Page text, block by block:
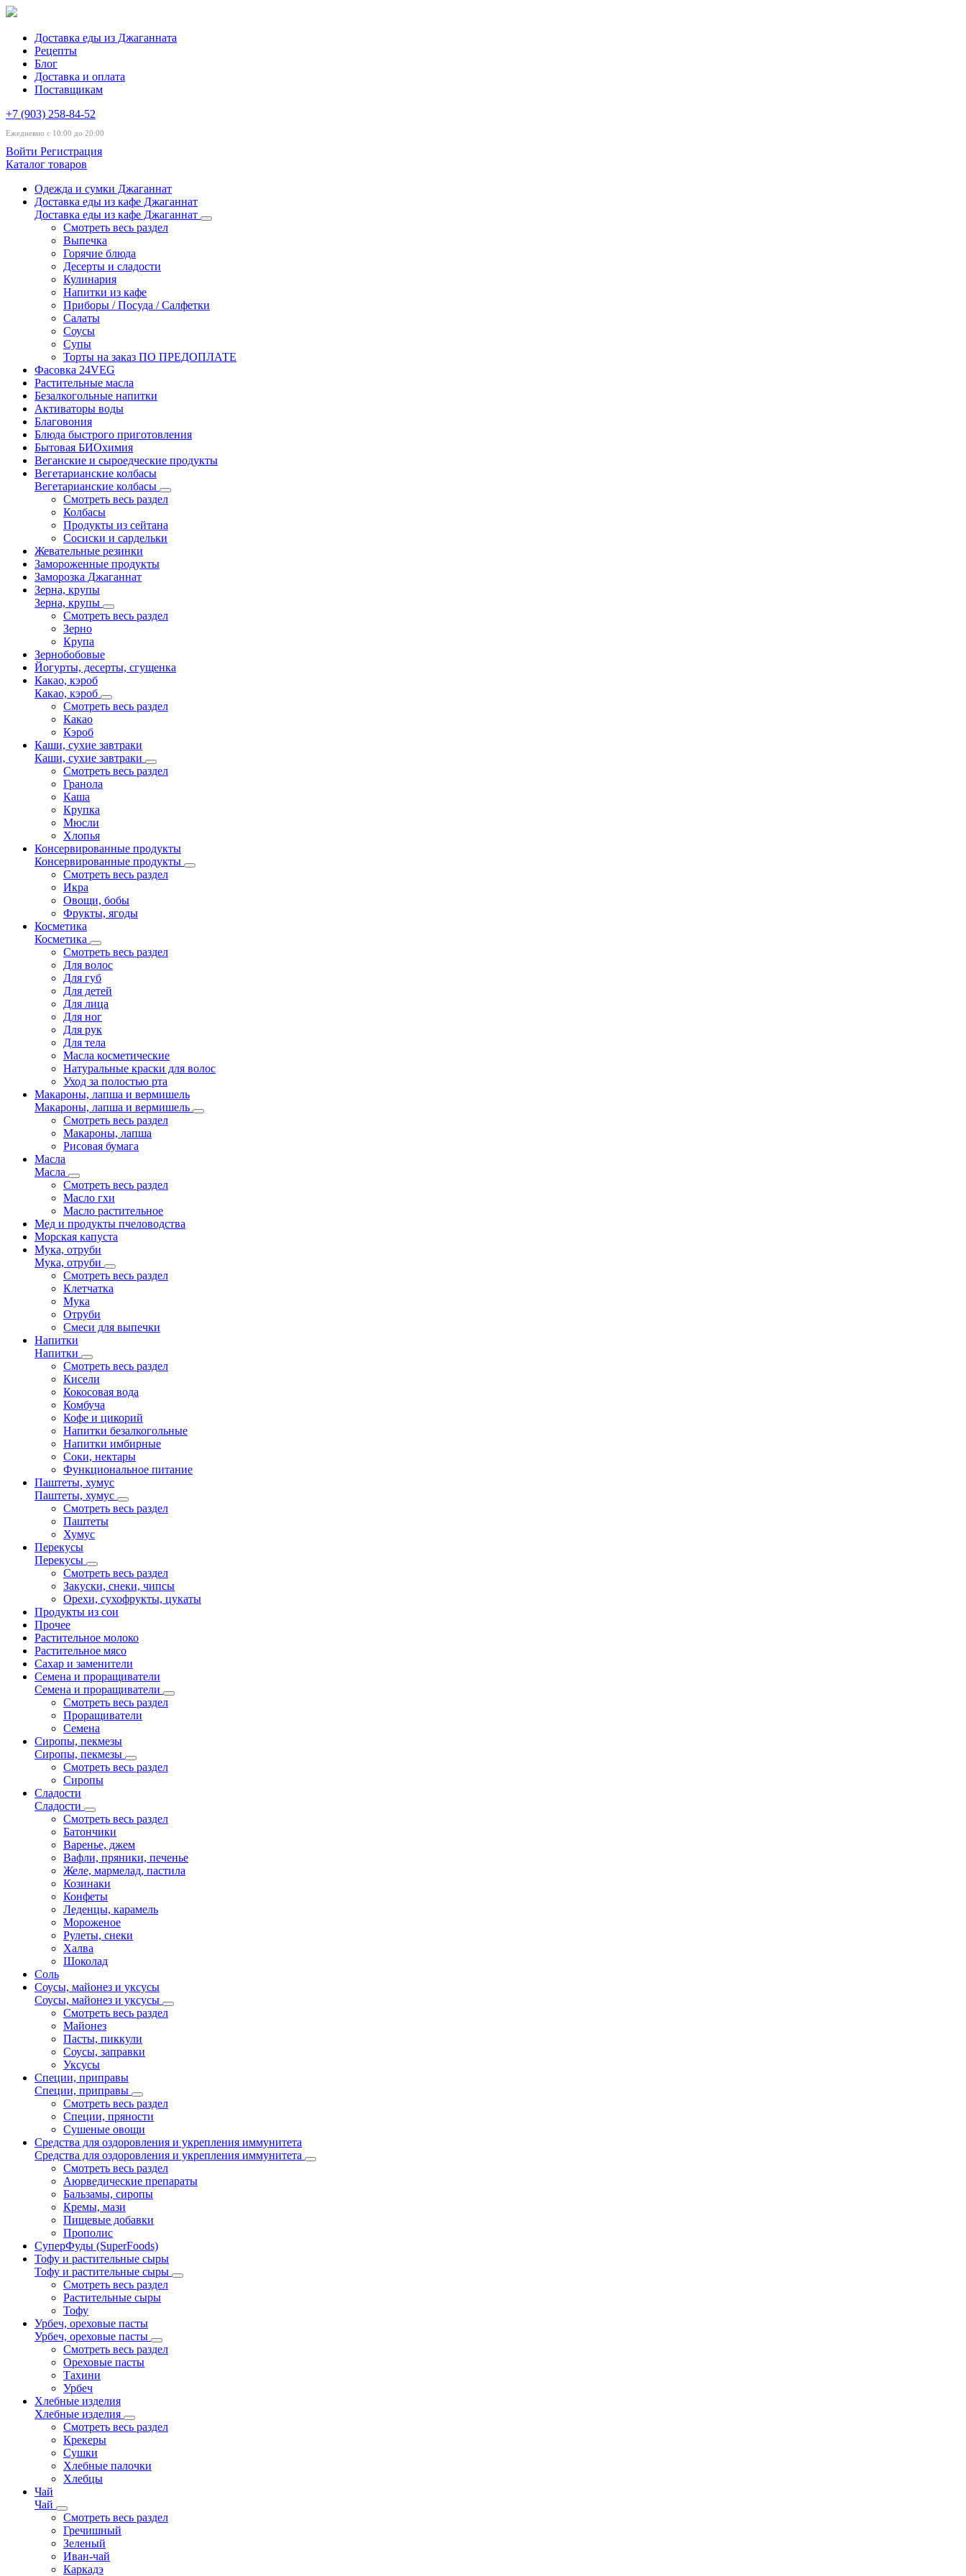
Доставка еды из Джаганната
Рецепты
Блог
Доставка и оплата
Поставщикам
+7 (903) 258-84-52
Ежедневно с 10:00 до 20:00
Войти Регистрация
Каталог товаров
Одежда и сумки Джаганнат
Доставка еды из кафе Джаганнат
Доставка еды из кафе Джаганнат
Смотреть весь раздел
Выпечка
Горячие блюда
Десерты и сладости
Кулинария
Напитки из кафе
Приборы / Посуда / Салфетки
Салаты
Соусы
Супы
Торты на заказ ПО ПРЕДОПЛАТЕ
Фасовка 24VEG
Растительные масла
Безалкогольные напитки
Активаторы воды
Благовония
Блюда быстрого приготовления
Бытовая БИОхимия
Веганские и сыроедческие продукты
Вегетарианские колбасы
Вегетарианские колбасы
Смотреть весь раздел
Колбасы
Продукты из сейтана
Сосиски и сардельки
Жевательные резинки
Замороженные продукты
Заморозка Джаганнат
Зерна, крупы
Зерна, крупы
Смотреть весь раздел
Зерно
Крупа
Зернобобовые
Йогурты, десерты, сгущенка
Какао, кэроб
Какао, кэроб
Смотреть весь раздел
Какао
Кэроб
Каши, сухие завтраки
Каши, сухие завтраки
Смотреть весь раздел
Гранола
Каша
Крупка
Мюсли
Хлопья
Консервированные продукты
Консервированные продукты
Смотреть весь раздел
Икра
Овощи, бобы
Фрукты, ягоды
Косметика
Косметика
Смотреть весь раздел
Для волос
Для губ
Для детей
Для лица
Для ног
Для рук
Для тела
Масла косметические
Натуральные краски для волос
Уход за полостью рта
Макароны, лапша и вермишель
Макароны, лапша и вермишель
Смотреть весь раздел
Макароны, лапша
Рисовая бумага
Масла
Масла
Смотреть весь раздел
Масло гхи
Масло растительное
Мед и продукты пчеловодства
Морская капуста
Мука, отруби
Мука, отруби
Смотреть весь раздел
Клетчатка
Мука
Отруби
Смеси для выпечки
Напитки
Напитки
Смотреть весь раздел
Кисели
Кокосовая вода
Комбуча
Кофе и цикорий
Напитки безалкогольные
Напитки имбирные
Соки, нектары
Функциональное питание
Паштеты, хумус
Паштеты, хумус
Смотреть весь раздел
Паштеты
Хумус
Перекусы
Перекусы
Смотреть весь раздел
Закуски, снеки, чипсы
Орехи, сухофрукты, цукаты
Продукты из сои
Прочее
Растительное молоко
Растительное мясо
Сахар и заменители
Семена и проращиватели
Семена и проращиватели
Смотреть весь раздел
Проращиватели
Семена
Сиропы, пекмезы
Сиропы, пекмезы
Смотреть весь раздел
Сиропы
Сладости
Сладости
Смотреть весь раздел
Батончики
Варенье, джем
Вафли, пряники, печенье
Желе, мармелад, пастила
Козинаки
Конфеты
Леденцы, карамель
Мороженое
Рулеты, снеки
Халва
Шоколад
Соль
Соусы, майонез и уксусы
Соусы, майонез и уксусы
Смотреть весь раздел
Майонез
Пасты, пиккули
Соусы, заправки
Уксусы
Специи, приправы
Специи, приправы
Смотреть весь раздел
Специи, пряности
Сушеные овощи
Средства для оздоровления и укрепления иммунитета
Средства для оздоровления и укрепления иммунитета
Смотреть весь раздел
Аюрведические препараты
Бальзамы, сиропы
Кремы, мази
Пищевые добавки
Прополис
СуперФуды (SuperFoods)
Тофу и растительные сыры
Тофу и растительные сыры
Смотреть весь раздел
Растительные сыры
Тофу
Урбеч, ореховые пасты
Урбеч, ореховые пасты
Смотреть весь раздел
Ореховые пасты
Тахини
Урбеч
Хлебные изделия
Хлебные изделия
Смотреть весь раздел
Крекеры
Сушки
Хлебные палочки
Хлебцы
Чай
Чай
Смотреть весь раздел
Гречишный
Зеленый
Иван-чай
Каркадэ